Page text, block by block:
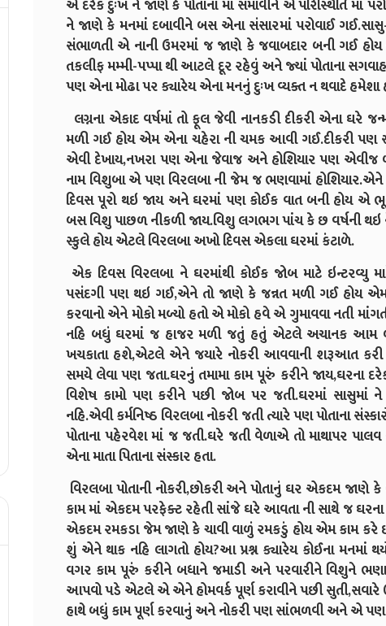
એ દરેક દુઃખ ને જાણે કે પોતાના માં સમાવીને એ પરિસ્થિતિ માં
ને જાણે કે મનમાં દબાવીને બસ એના સંસારમાં પરોવાઈ ગઈ.સાસુ-
સંભાળતી એ નાની ઉમરમાં જ જાણે કે જવાબદાર બની ગઈ
તકલીફ મમ્મી-પપ્પા થી આટલે દૂર રહેવું અને જ્યાં પોતાના
પણ એના મોઢા પર ક્યારેય એના મનનું દુઃખ વ્યક્ત ન થવાદે
લગ્નના એકાદ વર્ષમાં તો ફૂલ જેવી નાનકડી દીકરી એના ઘરે
મળી ગઈ હોય એમ એના ચહેરા ની ચમક આવી ગઈ.દીકરી પણ
એવી દેખાય,નખરા પણ એના જેવાજ અને હોશિયાર પણ એવીજ
નામ વિશુબા એ પણ વિરલબા ની જેમ જ ભણવામાં
દિવસ પૂરો થઇ જાય અને ઘરમાં પણ કોઈક વાત બની હોય એ
બસ વિશુ પાછળ નીકળી જાય.વિશુ લગભગ પાંચ કે છ વર્ષની થઇ
સ્કુલે હોય એટલે વિરલબા અખો દિવસ એકલા ઘરમાં કંટાળે.
એક દિવસ વિરલબા ને ઘરમાંથી કોઈક જોબ માટે ઇન્ટરવ્યુ
પસંદગી પણ થઇ ગઈ,એને તો જાણે કે જન્નત મળી ગઈ હોય એમ
કરવાનો એને મોકો મળ્યો હતો એ મોકો હવે એ ગુમાવવા નતી
નહિ બધું ઘરમાં જ હાજર મળી જતું હતું એટલે અચાનક આમ
ખચકાતા હશે,એટલે એને જયારે નોકરી આવવાની શરૂઆત કરી
સમયે લેવા પણ જતા.ઘરનું તમામા કામ પૂરું કરીને જાય,ઘરના
વિશેષ કામો પણ કરીને પછી જોબ પર જતી.ઘરમાં સાસુમાં
નહિ.એવી કર્મનિષ્ઠ વિરલબા નોકરી જતી ત્યારે પણ પોતાના
પોતાના પહેરવેશ માં જ જતી.ઘરે જતી વેળાએ તો માથાપર
એના માતા પિતાના સંસ્કાર હતા.
વિરલબા પોતાની નોકરી,છોકરી અને પોતાનું ઘર એકદમ જાણે
કામ માં એકદમ પરફેક્ટ રહેતી સાંજે ઘરે આવતા ની સાથે જ ઘરના
એકદમ રમકડા જેમ જાણે કે ચાવી વાળું રમકડું હોય એમ કામ કરે
શું એને થાક નહિ લાગતો હોય?આ પ્રશ્ન ક્યારેય કોઈના મનમાં
વગર કામ પૂરું કરીને બધાને જમાડી અને પરવારીને વિશુને
આપવો પડે એટલે એ એને હોમવર્ક પૂર્ણ કરાવીને પછી
હાથે બધું કામ પૂર્ણ કરવાનું અને નોકરી પણ સાંભળવી અને એ પણ